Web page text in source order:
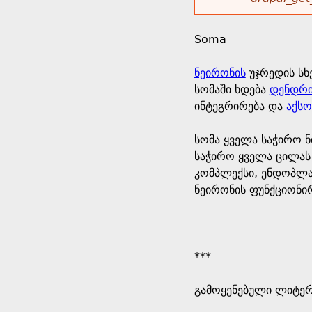
r
s
e
h
e
r
e
r
m
e
s
Soma
ნეირონისუჯრედის
სომაში ხდება
ინტეგრირება და
სომა ყველა საჭირო
საჭირო ყველა
კომპლექსი,
ნეირონის
***
გამოყენებული